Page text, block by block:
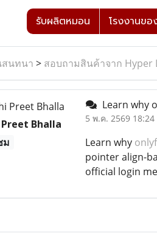
รับผลิตหมอน โรงงานขอ
สนทนา > สอบถามสินค้าจาก Hyper
Bhalla
ม
Learn why
5 พ.ค. 2569 18:24
Learn why
pointer align-
official login